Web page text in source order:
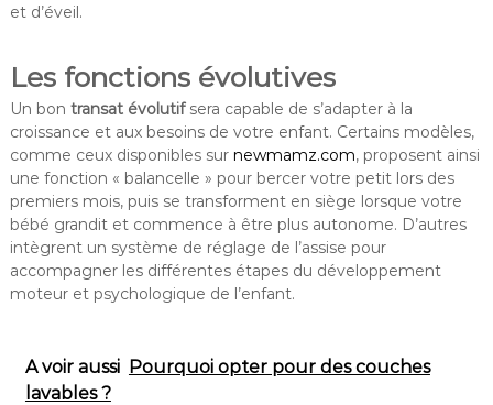
et d’éveil.
Les fonctions évolutives
Un bon transat évolutifsera capable de s’adapter à la
croissance et aux besoins de votre enfant. Certains modèles,
comme ceux disponibles sur newmamz.com, proposent ainsi
une fonction « balancelle » pour bercer votre petit lors des
premiers mois, puis se transforment en siège lorsque votre
bébé grandit et commence à être plus autonome. D’autres
intègrent un système de réglage de l’assise pour
accompagner les différentes étapes du développement
moteur et psychologique de l’enfant.
A voir aussi Pourquoi opter pour des couches
lavables ?